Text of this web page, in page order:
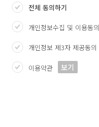
전체 동의하기
개인정보수집 및 이용동의
개인정보 제3자 제공동의
이용약관 보기